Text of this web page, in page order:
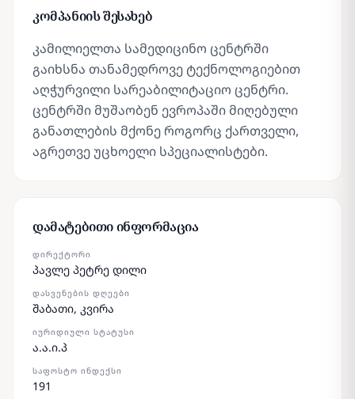
კომპანიის შესახებ
კამილიელთა სამედიცინო ცენტრში
გაიხსნა თანამედროვე ტექნოლოგიებით
აღჭურვილი სარეაბილიტაციო ცენტრი.
ცენტრში მუშაობენ ევროპაში მიღებული
განათლების მქონე როგორც ქართველი,
აგრეთვე უცხოელი სპეციალისტები.
დამატებითი ინფორმაცია
ᲓᲘᲠᲔᲥᲢᲝᲠᲘ
პავლე პეტრე დილი
ᲓᲐᲡᲕᲔᲜᲔᲑᲘᲡ ᲓᲦᲔᲔᲑᲘ
შაბათი, კვირა
ᲘᲣᲠᲘᲓᲘᲣᲚᲘ ᲡᲢᲐᲢᲣᲡᲘ
ა.ა.ი.პ
ᲡᲐᲤᲝᲡᲢᲝ ᲘᲜᲓᲔᲥᲡᲘ
191